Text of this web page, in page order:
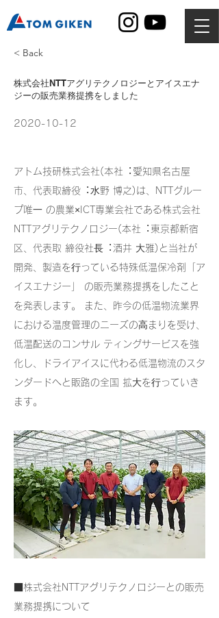
< Back
株式会社NTTアグリテクノロジーとアイスエナ
ジーの販売業務提携をしました
2020-10-12
アトム技研株式会社(本社︓愛知県名古屋
市、代表取締役︓⽔野 博之)は、NTTグルー
プ唯⼀ の農業×ICT専業会社である株式会社
NTTアグリテクノロジー(本社︓東京都新宿
区、代表取 締役社⻑︓酒井 ⼤雅)と当社が
開発、製造を⾏っている特殊低温保冷剤「ア
イスエナジー」 の販売業務提携をしたこと
を発表します。 また、昨今の低温物流業界
における温度管理のニーズの⾼まりを受け、
低温配送のコンサル ティングサービスを強
化し、ドライアイスに代わる低温物流のスタ
ンダードへと販路の全国 拡⼤を⾏っていき
ます。
■株式会社NTTアグリテクノロジーとの販売
業務提携について